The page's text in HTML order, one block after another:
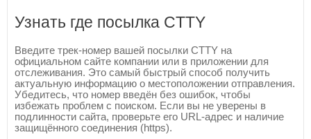
Узнать где посылка CTTY
Введите трек-номер вашей посылки CTTY на
официальном сайте компании или в приложении для
отслеживания. Это самый быстрый способ получить
актуальную информацию о местоположении отправления.
Убедитесь, что номер введён без ошибок, чтобы
избежать проблем с поиском. Если вы не уверены в
подлинности сайта, проверьте его URL-адрес и наличие
защищённого соединения (https).